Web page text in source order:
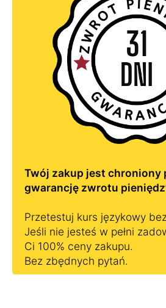
Twój zakup jest chroniony
gwarancję zwrotu
Przetestuj kurs językowy
Jeśli nie jesteś w pełni
Ci 100% ceny zakupu.
Bez zbędnych pytań.